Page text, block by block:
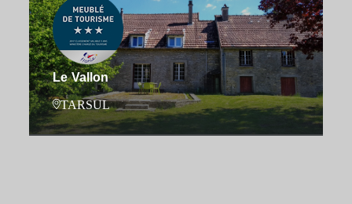
Le Vallon
TARSUL